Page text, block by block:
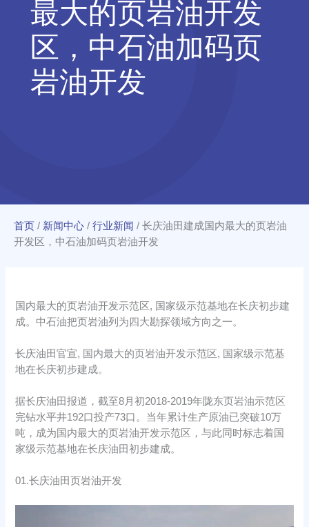
最大的页岩油开发
区，中石油加码页
岩油开发
首页 / 新闻中心 / 行业新闻 / 长庆油田建成国内最大的页岩油
开发区，中石油加码页岩油开发
国内最大的页岩油开发示范区, 国家级示范基地在长庆初步建
成。中石油把页岩油列为四大勘探领域方向之一。
长庆油田官宣, 国内最大的页岩油开发示范区, 国家级示范基
地在长庆初步建成。
据长庆油田报道，截至8月初2018-2019年陇东页岩油示范区
完钻水平井192口投产73口。当年累计生产原油已突破10万
吨，成为国内最大的页岩油开发示范区，与此同时标志着国
家级示范基地在长庆油田初步建成。
01.长庆油田页岩油开发